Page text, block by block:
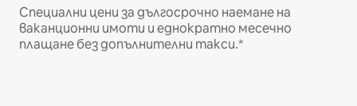
Специални цени за дългосрочно наемане на
ваканционни имоти и еднократно месечно
плащане без допълнителни такси.*